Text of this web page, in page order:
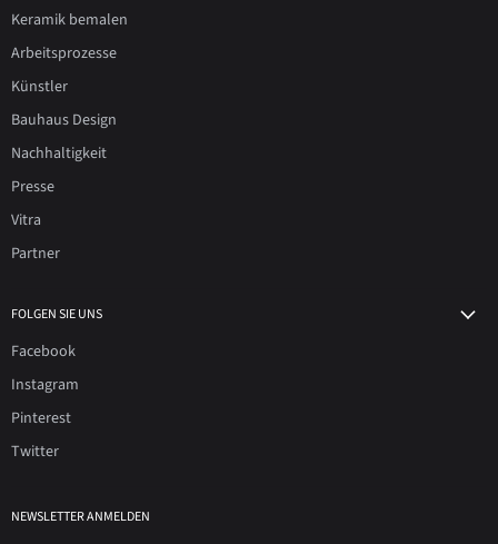
Keramik bemalen
Arbeitsprozesse
Künstler
Bauhaus Design
Nachhaltigkeit
Presse
Vitra
Partner
FOLGEN SIE UNS
Facebook
Instagram
Pinterest
Twitter
NEWSLETTER ANMELDEN